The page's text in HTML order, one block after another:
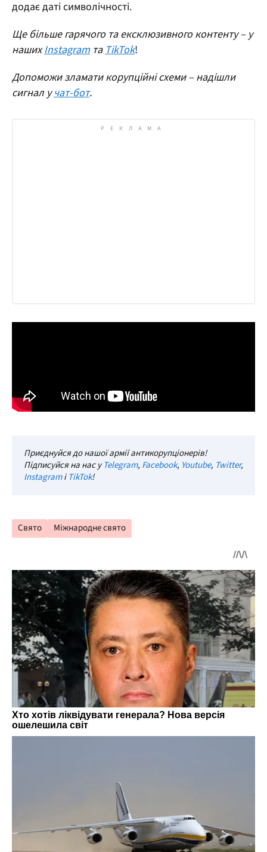
додає даті символічності.
Ще більше гарячого та ексклюзивного контенту – у
нашихInstagram таTikTok!
Допоможи зламати корупційні схеми – надішли
сигнал учат-бот.
Приєднуйся до нашої армії антикорупціонерів!
Підписуйся на нас уTelegram, Facebook, Youtube, Twitter,
InstagramіTikTok!
Свято Міжнародне свято